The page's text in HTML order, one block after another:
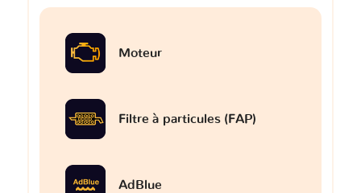
Moteur
Filtre à particules (FAP)
AdBlue